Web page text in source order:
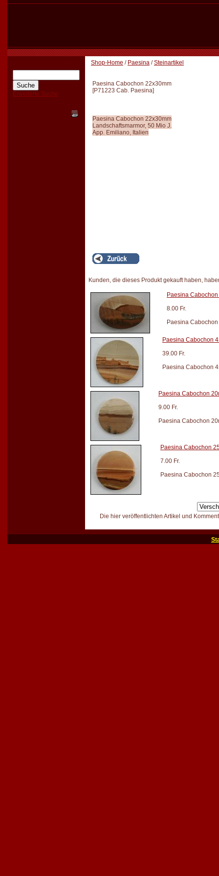
Erweiterte Suche
Shop-Home / Paesina /Steinartikel
Paesina Cabochon 22x30mm
[P71223 Cab. Paesina]
Paesina Cabochon 22x30mm
Landschaftsmarmor, 50 Mio J.
App. Emiliano, Italien
Kunden, die dieses Produkt gekauft haben,
Paesina
8.00 Fr.
Paesina
Paesina Cabochon
39.00 Fr.
Paesina Cabochon
Paesina Cabochon
9.00 Fr.
Paesina Cabochon
Paesina Cabochon
7.00 Fr.
Paesina Cabochon
Die hier veröffentlichten Artikel und